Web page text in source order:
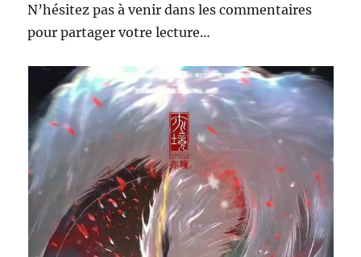
N’hésitez pas à venir dans les commentaires
pour partager votre lecture…